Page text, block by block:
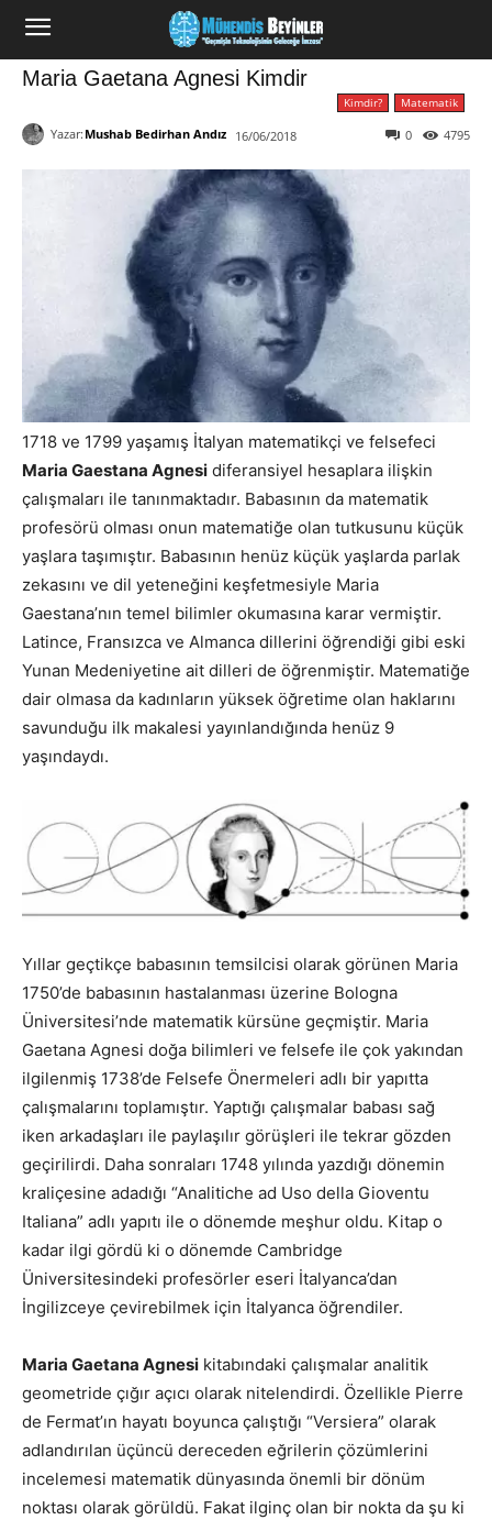
Maria Gaetana Agnesi Kimdir
Kimdir? Matematik
Yazar: Mushab Bedirhan Andız 16/06/2018 4795
0
1718 ve 1799 yaşamış İtalyan matematikçi ve felsefeci
Maria Gaestana Agnesi diferansiyel hesaplara ilişkin
çalışmaları ile tanınmaktadır. Babasının da matematik
profesörü olması onun matematiğe olan tutkusunu küçük
yaşlara taşımıştır. Babasının henüz küçük yaşlarda parlak
zekasını ve dil yeteneğini keşfetmesiyle Maria
Gaestana’nın temel bilimler okumasına karar vermiştir.
Latince, Fransızca ve Almanca dillerini öğrendiği gibi eski
Yunan Medeniyetine ait dilleri de öğrenmiştir. Matematiğe
dair olmasa da kadınların yüksek öğretime olan haklarını
savunduğu ilk makalesi yayınlandığında henüz 9
yaşındaydı.
Yıllar geçtikçe babasının temsilcisi olarak görünen Maria
1750’de babasının hastalanması üzerine Bologna
Üniversitesi’nde matematik kürsüne geçmiştir. Maria
Gaetana Agnesi doğa bilimleri ve felsefe ile çok yakından
ilgilenmiş 1738’de Felsefe Önermeleri adlı bir yapıtta
çalışmalarını toplamıştır. Yaptığı çalışmalar babası sağ
iken arkadaşları ile paylaşılır görüşleri ile tekrar gözden
geçirilirdi. Daha sonraları 1748 yılında yazdığı dönemin
kraliçesine adadığı “Analitiche ad Uso della Gioventu
Italiana” adlı yapıtı ile o dönemde meşhur oldu. Kitap o
kadar ilgi gördü ki o dönemde Cambridge
Üniversitesindeki profesörler eseri İtalyanca’dan
İngilizceye çevirebilmek için İtalyanca öğrendiler.
Maria Gaetana Agnesi kitabındaki çalışmalar analitik
geometride çığır açıcı olarak nitelendirdi. Özellikle Pierre
de Fermat’ın hayatı boyunca çalıştığı “Versiera” olarak
adlandırılan üçüncü dereceden eğrilerin çözümlerini
incelemesi matematik dünyasında önemli bir dönüm
noktası olarak görüldü. Fakat ilginç olan bir nokta da şu ki